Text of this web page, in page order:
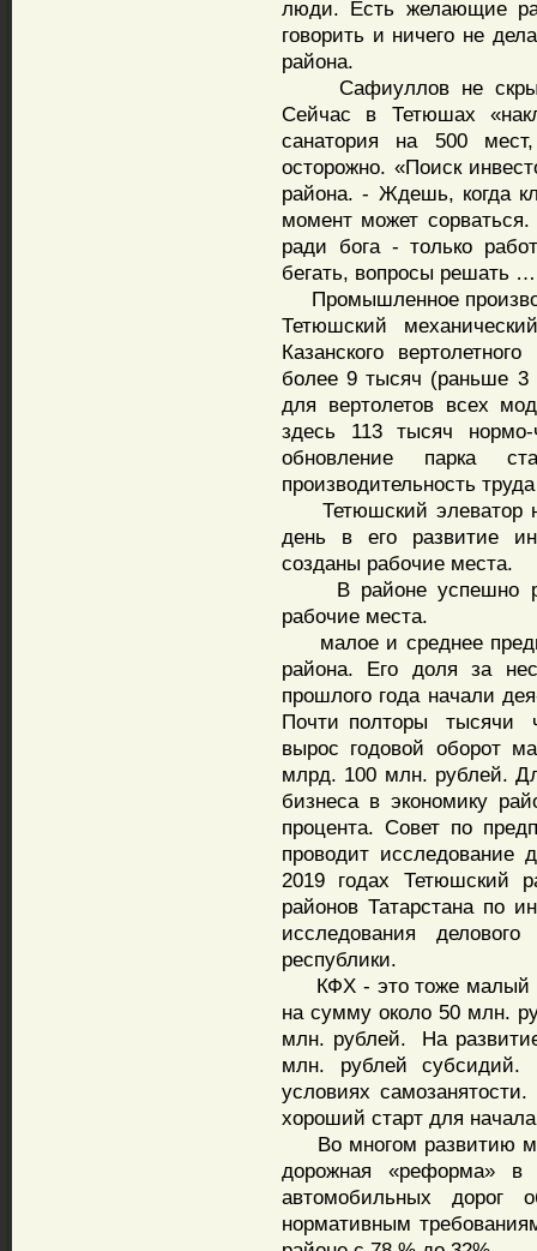
люди. Есть желающие
говорить и ничего не
района.
Сафиуллов не
Сейчас в Тетюшах
санатория на 500
осторожно. «Поиск
района. - Ждешь, когда
момент может
ради бога - только
бегать, вопросы решать
Промышленное
Тетюшский
Казанского
более 9 тысяч (раньше 3
для вертолетов всех
здесь 113 тысяч
обновление парка
производительность
Тетюшский элеватор
день в его развитие
созданы рабочие места.
В районе успешно
рабочие места.
малое и среднее
района. Его доля за
прошлого года начали
Почти полторы тысячи
вырос годовой оборот
млрд. 100 млн. рублей.
бизнеса в экономику
процента. Совет по
проводит исследование
2019 годах Тетюшский
районов Татарстана по
исследования
республики.
КФХ - это тоже малый
на сумму около 50 млн.
млн. рублей. На
млн. рублей
условиях
хороший старт для
Во многом развитию
дорожная «реформа»
автомобильных дорог
нормативным